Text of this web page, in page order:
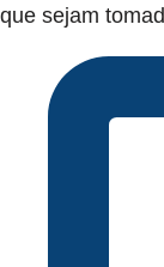
que sejam